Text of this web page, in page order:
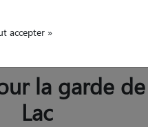
la garde
Lac
accepter »